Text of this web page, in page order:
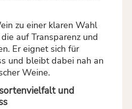
zu einer klaren Wahl
auf Transparenz und
Er eignet sich für
und bleibt dabei nah an
Weine.
und